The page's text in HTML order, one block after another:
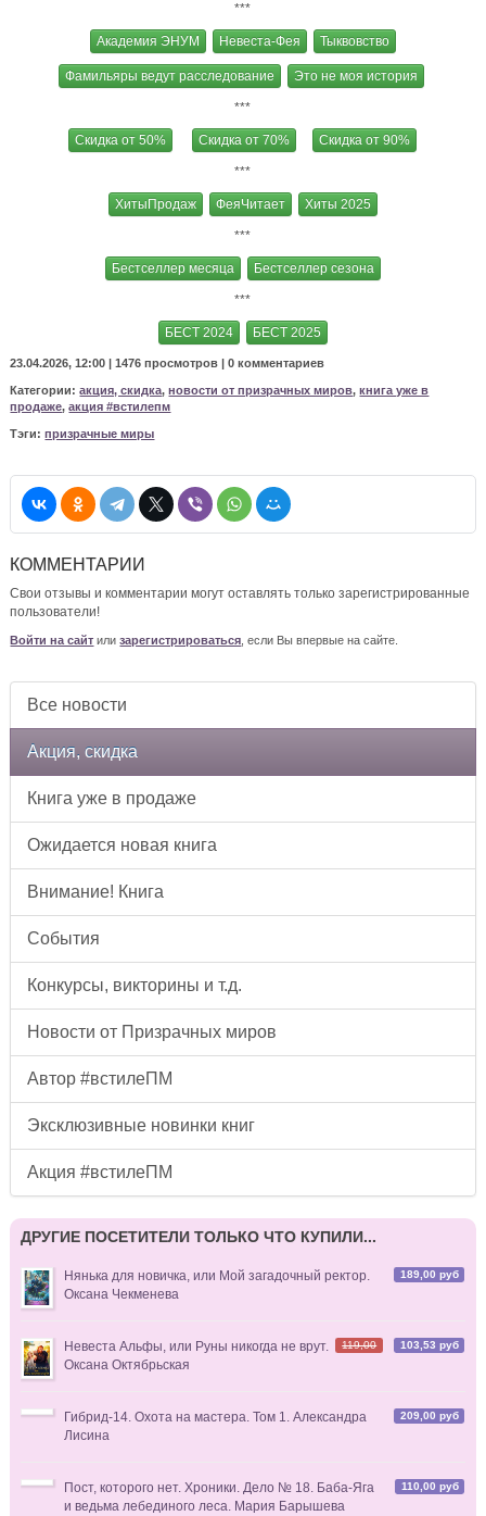
***
Академия ЭНУМ Невеста-Фея Тыквовство
Фамильяры ведут расследование Это не моя история
***
Скидка от 50% Скидка от 70% Скидка от 90%
***
ХитыПродаж ФеяЧитает Хиты 2025
***
Бестселлер месяца Бестселлер сезона
***
БЕСТ 2024 БЕСТ 2025
23.04.2026, 12:00 |1476 просмотров |0 комментариев
Категории:акция, скидка,новости от призрачных миров,книга уже в
продаже,акция #встилепм
Тэги:призрачные миры
КОММЕНТАРИИ
Свои отзывы и комментарии могут оставлять только зарегистрированные
пользователи!
Войти на сайт илизарегистрироваться , если Вы впервые на сайте.
Все новости
Акция, скидка
Книга уже в продаже
Ожидается новая книга
Внимание! Книга
События
Конкурсы, викторины и т.д.
Новости от Призрачных миров
Автор #встилеПМ
Эксклюзивные новинки книг
Акция #встилеПМ
ДРУГИЕ ПОСЕТИТЕЛИ ТОЛЬКО ЧТО КУПИЛИ...
189,00 руб
Нянька для новичка, или Мой загадочный ректор.
Оксана Чекменева
103,53 руб
119,00
Невеста Альфы, или Руны никогда не врут.
Оксана Октябрьская
209,00 руб
Гибрид-14. Охота на мастера. Том 1. Александра
Лисина
110,00 руб
Пост, которого нет. Хроники. Дело № 18. Баба-Яга
и ведьма лебединого леса. Мария Барышева